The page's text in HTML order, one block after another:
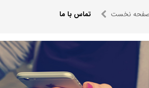
نخست تماس با ما